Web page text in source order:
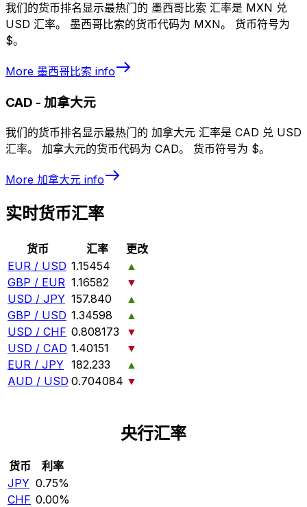
我们的货币排名显示最热门的 墨西哥比索 汇率是 MXN 兑
USD 汇率。 墨西哥比索的货币代码为 MXN。 货币符号为
$。
More 墨西哥比索 info
CAD - 加拿大元
我们的货币排名显示最热门的 加拿大元 汇率是 CAD 兑 USD
汇率。 加拿大元的货币代码为 CAD。 货币符号为 $。
More 加拿大元 info
实时货币汇率
货币 汇率
更改
EUR / USD 1.15454
▲
GBP / EUR 1.16582
▼
USD / JPY 157.840
▲
GBP / USD 1.34598
▲
USD / CHF 0.808173
▼
USD / CAD 1.40151
▼
EUR / JPY 182.233
▲
AUD / USD 0.704084 ▼
央行汇率
货币
利率
JPY 0.75%
CHF 0.00%